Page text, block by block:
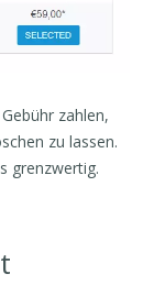
zahlen,
zu lassen.
grenzwertig.